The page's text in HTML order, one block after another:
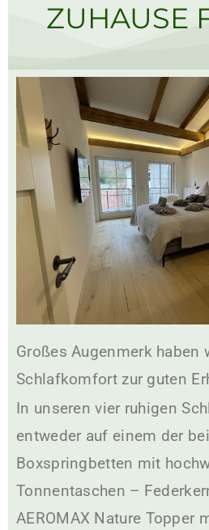
ZUHAUSE
Großes Augenmerk haben
Schlafkomfort zur guten
In unseren vier ruhigen
entweder auf einem der
Boxspringbetten mit
Tonnentaschen –
AEROMAX Nature Topper